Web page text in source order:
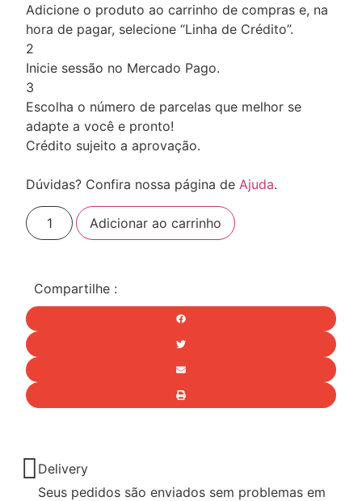
Adicione o produto ao carrinho de compras e, na
hora de pagar, selecione “Linha de Crédito”.
2
Inicie sessão no Mercado Pago.
3
Escolha o número de parcelas que melhor se
adapte a você e pronto!
Crédito sujeito a aprovação.
Dúvidas? Confira nossa página de Ajuda.
Guabi
Natural
Cao
12Kg
quantidade
Adicionar ao carrinho
Compartilhe :
Delivery
Seus pedidos são enviados sem problemas em